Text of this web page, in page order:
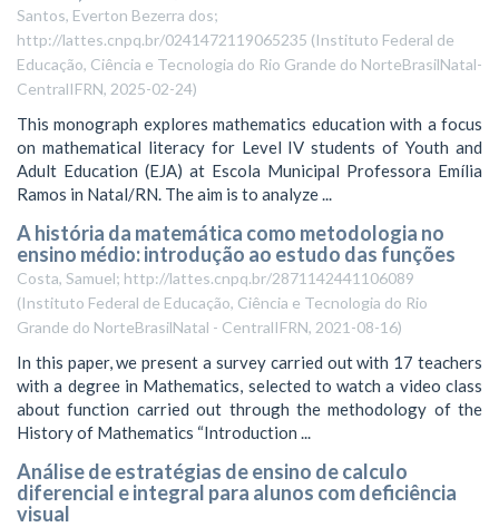
Santos, Everton Bezerra dos;
http://lattes.cnpq.br/0241472119065235 (Instituto Federal de
Educação, Ciência e Tecnologia do Rio Grande do NorteBrasilNatal-
CentralIFRN, 2025-02-24)
This monograph explores mathematics education with a focus
on mathematical literacy for Level IV students of Youth and
Adult Education (EJA) at Escola Municipal Professora Emília
Ramos in Natal/RN. The aim is to analyze ...
A história da matemática como metodologia no
ensino médio: introdução ao estudo das funções
Costa, Samuel; http://lattes.cnpq.br/2871142441106089
(Instituto Federal de Educação, Ciência e Tecnologia do Rio
Grande do NorteBrasilNatal - CentralIFRN, 2021-08-16)
In this paper, we present a survey carried out with 17 teachers
with a degree in Mathematics, selected to watch a video class
about function carried out through the methodology of the
History of Mathematics “Introduction ...
Análise de estratégias de ensino de calculo
diferencial e integral para alunos com deficiência
visual